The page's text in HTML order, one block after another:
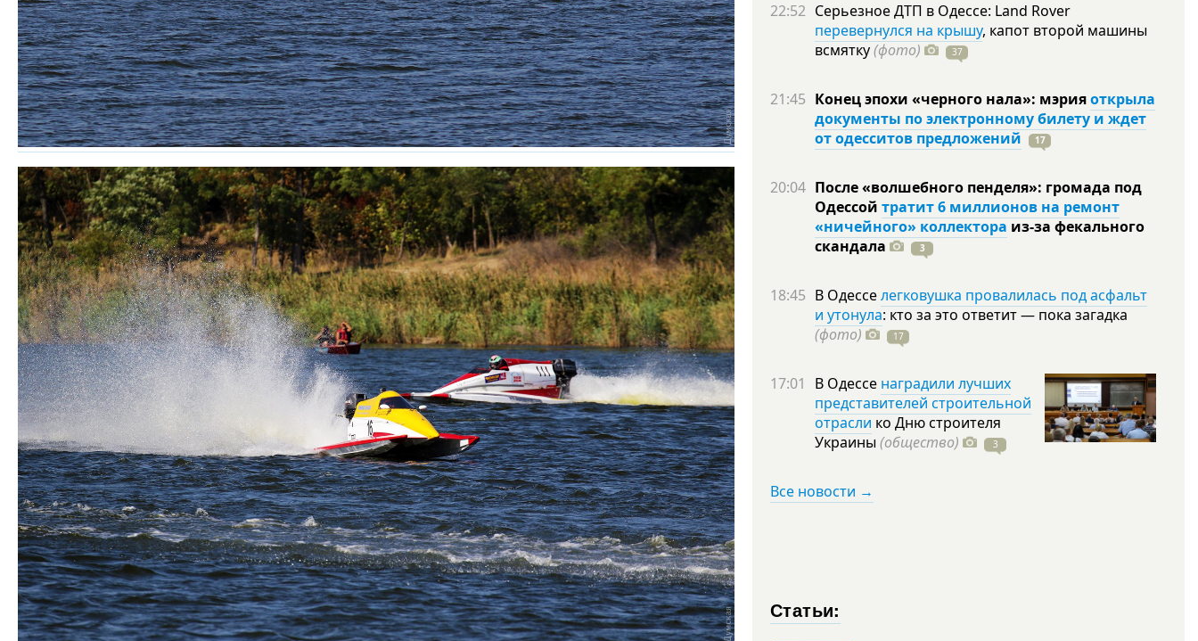
22:52 Серьезное ДТП в Одессе: Land Rover
перевернулся на крышу, капот второй машины
всмятку(фото) 37
21:45 Конец эпохи «черного нала»: мэрияоткрыла
документы по электронному билету и ждет
от одесситов предложений
17
20:04 После «волшебного пенделя»: громада под
Одессой тратит 6 миллионов на ремонт
«ничейного» коллектора из-за фекального
скандала
3
18:45 В Одесселегковушка провалилась под асфальт
и утонула: кто за это ответит — пока загадка
(фото)
17
17:01 В Одессе наградили лучших
представителей строительной
отрасли ко Дню строителя
Украины (общество) 3
Все новости →
Статьи: